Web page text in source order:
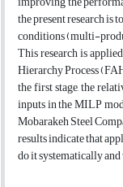
the present research is
conditions (multi-
This research is
Hierarchy Process
the first stage, the
inputs in the MILP
Mobarakeh Steel
results indicate that
do it systematically